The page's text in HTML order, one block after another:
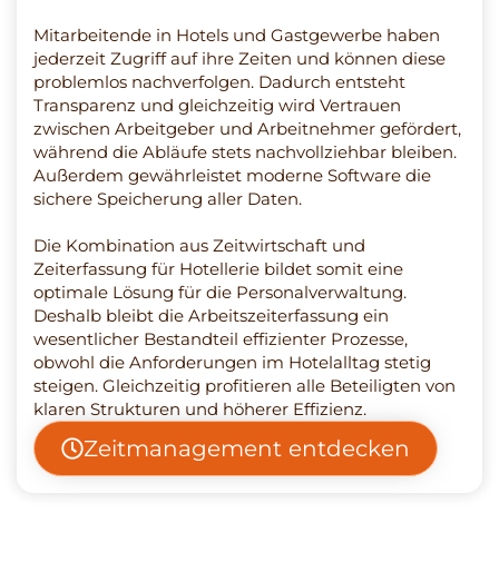
Mitarbeitende in Hotels und Gastgewerbe haben
jederzeit Zugriff auf ihre Zeiten und können diese
problemlos nachverfolgen. Dadurch entsteht
Transparenz und gleichzeitig wird Vertrauen
zwischen Arbeitgeber und Arbeitnehmer gefördert,
während die Abläufe stets nachvollziehbar bleiben.
Außerdem gewährleistet moderne Software die
sichere Speicherung aller Daten.
Die Kombination aus Zeitwirtschaft und
Zeiterfassung für Hotellerie bildet somit eine
optimale Lösung für die Personalverwaltung.
Deshalb bleibt die Arbeitszeiterfassung ein
wesentlicher Bestandteil effizienter Prozesse,
obwohl die Anforderungen im Hotelalltag stetig
steigen. Gleichzeitig profitieren alle Beteiligten von
klaren Strukturen und höherer Effizienz.
Zeitmanagement entdecken